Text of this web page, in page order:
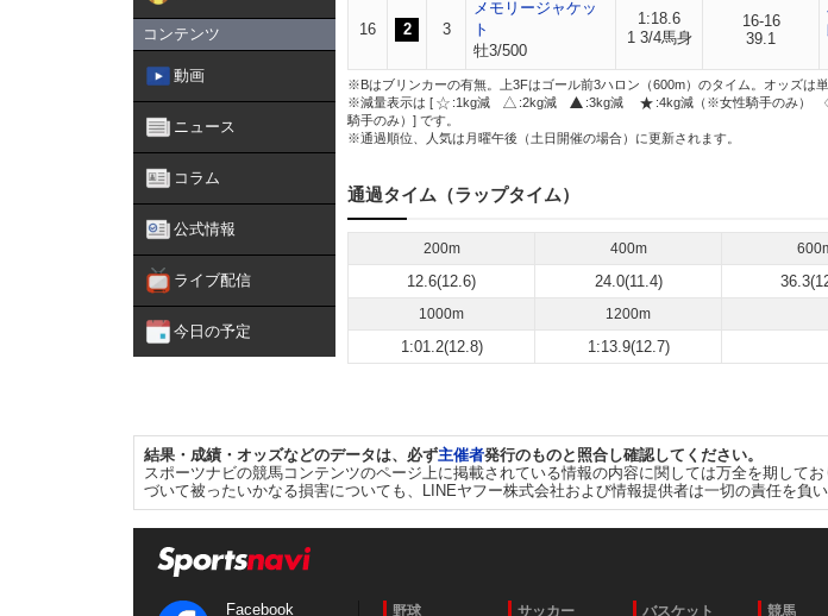
コンテンツ
動画
ニュース
コラム
公式情報
ライブ配信
今日の予定
16 2 3
メモリージャケッ
ト
牡3/500
1:18.6
1 3/4馬身
16-16
39.1
※Bはブリンカーの有無。上3Fはゴール前3ハロン（600m）のタイム。オッズは単
※減量表示は [
:1kg減 :2kg減 :3kg減 :4kg減（※女性騎手のみ）
騎手のみ）] です。
※通過順位、人気は月曜午後（土日開催の場合）に更新されます。
通過タイム（ラップタイム）
200m 400m
12.6(12.6) 24.0(11.4)
1000m 1200m
1:01.2(12.8) 1:13.9(12.7)
結果・成績・オッズなどのデータは、必ず主催者発行のものと照合し確認してください。
スポーツナビの競馬コンテンツのページ上に掲載されている情報の内容に関しては万全を期して
づいて被ったいかなる損害についても、LINEヤフー株式会社および情報提供者は一切の責任を負い
Facebook 野球 サッカー バスケット 競馬